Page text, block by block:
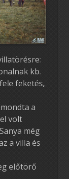
kb.
feketés,
a
volt
még
a villa és
előtörő